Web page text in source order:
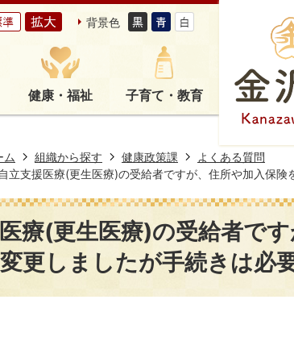
背景色
健康・福祉 子育て・教育
ム 組織から探す 健康政策課
よくある質問
自立支援医療(更生医療)の受給者ですが、住所や加入保
療(更生医療)の受給者で
更しましたが手続きは必